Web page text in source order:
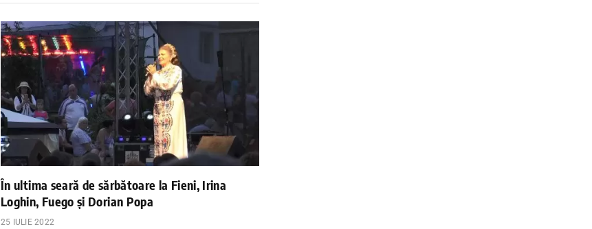
În ultima seară de sărbătoare la Fieni, Irina
Loghin, Fuego și Dorian Popa
25 IULIE 2022